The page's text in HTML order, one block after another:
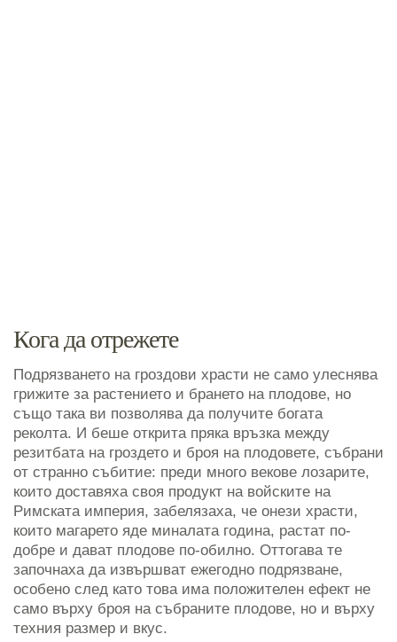
Кога да отрежете
Подрязването на гроздови храсти не само улеснява
грижите за растението и брането на плодове, но
също така ви позволява да получите богата
реколта. И беше открита пряка връзка между
резитбата на гроздето и броя на плодовете, събрани
от странно събитие: преди много векове лозарите,
които доставяха своя продукт на войските на
Римската империя, забелязаха, че онези храсти,
които магарето яде миналата година, растат по-
добре и дават плодове по-обилно. Оттогава те
започнаха да извършват ежегодно подрязване,
особено след като това има положителен ефект не
само върху броя на събраните плодове, но и върху
техния размер и вкус.